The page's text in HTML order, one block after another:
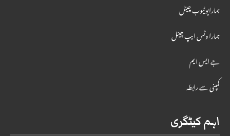
ہمارایوٹیوب چینل
ہمارا وٹس ایپ چینل
جے ایس ایم
کمپنی سے رابطہ
اہم کیٹگری